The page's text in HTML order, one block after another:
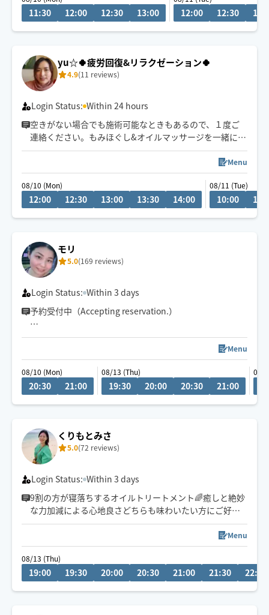
11:30 12:00 12:30 13:00 12:00 12:30
yu☆🍀疲労回復&リラクゼーション🍀
4.9(11 reviews)
Login Status: Within 24 hours
空きがない場合でも施術可能なときもあるので、１度ご
連絡ください。もみほぐし&オイルマッサージを一緒にさ
れるとコリも浮腫みもとれてスッキリするのでオススメ
ですよ～(^-^)/１人１人に寄り添う施術を心掛けていま
す。宜しくお願いいたします！県外の方は高速代別途い
ただいております。新規のお客様は県内最終受付22時、
県外21時まで。リピート様はなるべくご希望沿えるよう
Menu
08/10 (Mon)
12:00 12:30 13:00 13:30 14:00
08/11 (Tue)
10:00
モリ
5.0(169 reviews)
Login Status: Within 3 days
予約受付中（Accepting reservation.）
車移動が主となっていますので、ご予約時に駐車場の情
報をいただけると大変助かります。
Menu
08/10 (Mon)
20:30 21:00
08/13 (Thu)
19:30 20:00 20:30 21:00
08/
くりもとみさ
5.0(72 reviews)
Login Status: Within 3 days
9割の方が寝落ちするオイルトリートメント🌈癒しと絶妙
な力加減による心地良さどちらも味わいたい方にご好評
頂いております！
セラピスト歴13年目となります
施術させて頂いた方は延1300人以上
Menu
08/13 (Thu)
19:00 19:30 20:00 20:30 21:00 21:30 22:00